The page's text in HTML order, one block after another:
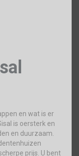
en wat is er
is oersterk en
en duurzaam.
prijs. U bent